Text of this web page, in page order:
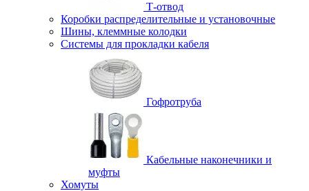
Т-отвод
Коробки распределительные и установочные
Шины, клеммные колодки
Системы для прокладки кабеля
Гофротруба
Кабельные наконечники и
муфты
Хомуты